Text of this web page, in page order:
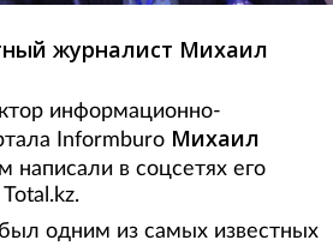
журналист Михаил
информационно-
Informburo Михаил
написали в соцсетях его
одним из самых известных